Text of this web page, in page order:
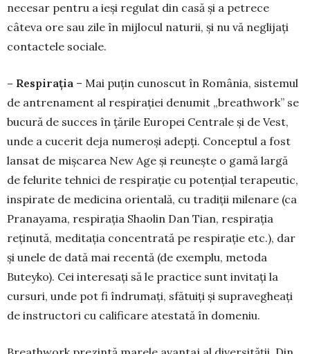
necesar pentru a ieși regulat din casă și a petrece
câteva ore sau zile în mijlocul naturii, și nu vă neglijați
con­tactele sociale.
– Respirația – Mai puțin cunoscut în Ro­mânia, sistemul
de antrenament al respirației de­numit „breathwork” se
bucură de succes în țările Euro­pei Centrale și de Vest,
unde a cucerit deja nume­roși adepți. Conceptul a fost
lansat de miș­carea New Age și reunește o gamă largă
de fe­lurite tehnici de respirație cu potențial tera­peu­tic,
in­spi­rate de medicina orientală, cu tradiții milenare (ca
Pranayama, respirația Shao­lin Dan Tian, respirația
reținută, meditația con­cen­trată pe res­pirație etc.), dar
și unele de dată mai re­cen­tă (de exemplu, metoda
Buteyko). Cei inte­resați să le practice sunt invitați la
cursuri, unde pot fi îndrumați, sfătuiți și supravegheați
de instructori cu calificare atestată în domeniu.